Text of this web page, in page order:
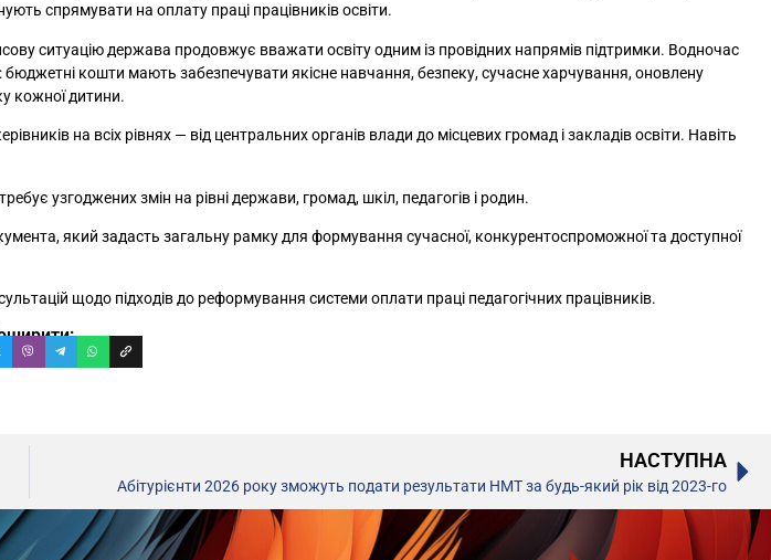
спрямувати на оплату праці працівників освіти.
ситуацію держава продовжує вважати освіту одним із провідних напрямів підтримки. Водночас
кошти мають забезпечувати якісне навчання, безпеку, сучасне харчування, оновлену
кожної дитини.
на всіх рівнях — від центральних органів влади до місцевих громад і закладів освіти. Навіть
узгоджених змін на рівні держави, громад, шкіл, педагогів і родин.
який задасть загальну рамку для формування сучасної, конкурентоспроможної та доступної
щодо підходів до реформування системи оплати праці педагогічних працівників.
НАСТУПНА
Абітурієнти 2026 року зможуть подати результати НМТ за будь-який рік від 2023-го